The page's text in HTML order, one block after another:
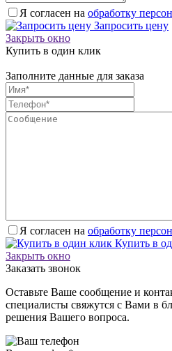
Я согласен на обработку
Запросить цену
Закрыть окно
Купить в один клик
Заполните данные для заказа
Я согласен на обработку
Купить в
Закрыть окно
Заказать звонок
Оставьте Ваше сообщение и
специалисты свяжутся с Вами в
решения Вашего вопроса.